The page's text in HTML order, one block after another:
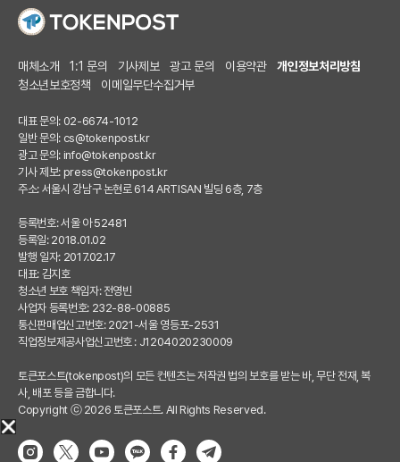
매체소개 1:1 문의 기사제보 광고 문의 이용약관
개인정보처리방침
청소년보호정책
이메일무단수집거부
대표 문의: 02-6674-1012
일반 문의: cs@tokenpost.kr
광고 문의: info@tokenpost.kr
기사 제보: press@tokenpost.kr
주소: 서울시 강남구 논현로 614 ARTISAN 빌딩 6층, 7층
등록번호: 서울 아 52481
등록일: 2018.01.02
발행 일자: 2017.02.17
대표: 김지호
청소년 보호 책임자: 전영빈
사업자 등록번호: 232-88-00885
통신판매업신고번호: 2021-서울 영등포-2531
직업정보제공사업신고번호 : J1204020230009
토큰포스트(tokenpost)의 모든 컨텐츠는 저작권 법의 보호를 받는 바, 무단 전재, 복
사, 배포 등을 금합니다.
Copyright ⓒ 2026 토큰포스트. All Rights Reserved.